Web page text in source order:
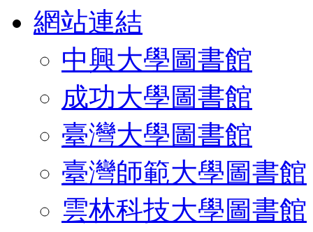
網站連結
中興大學圖書館
成功大學圖書館
臺灣大學圖書館
臺灣師範大學圖書館
雲林科技大學圖書館